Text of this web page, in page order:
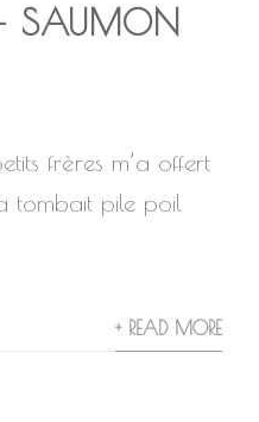
SAUMON
frères m’a offert
tombait pile poil
+ READ MORE